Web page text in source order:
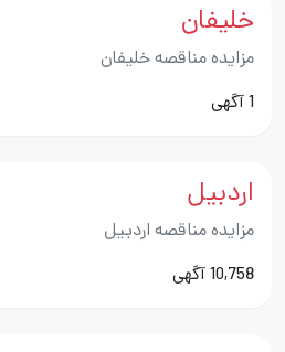
خلیفان
مزایده مناقصه خلیفان
1 آگهی
اردبیل
مزایده مناقصه اردبیل
10,758 آگهی